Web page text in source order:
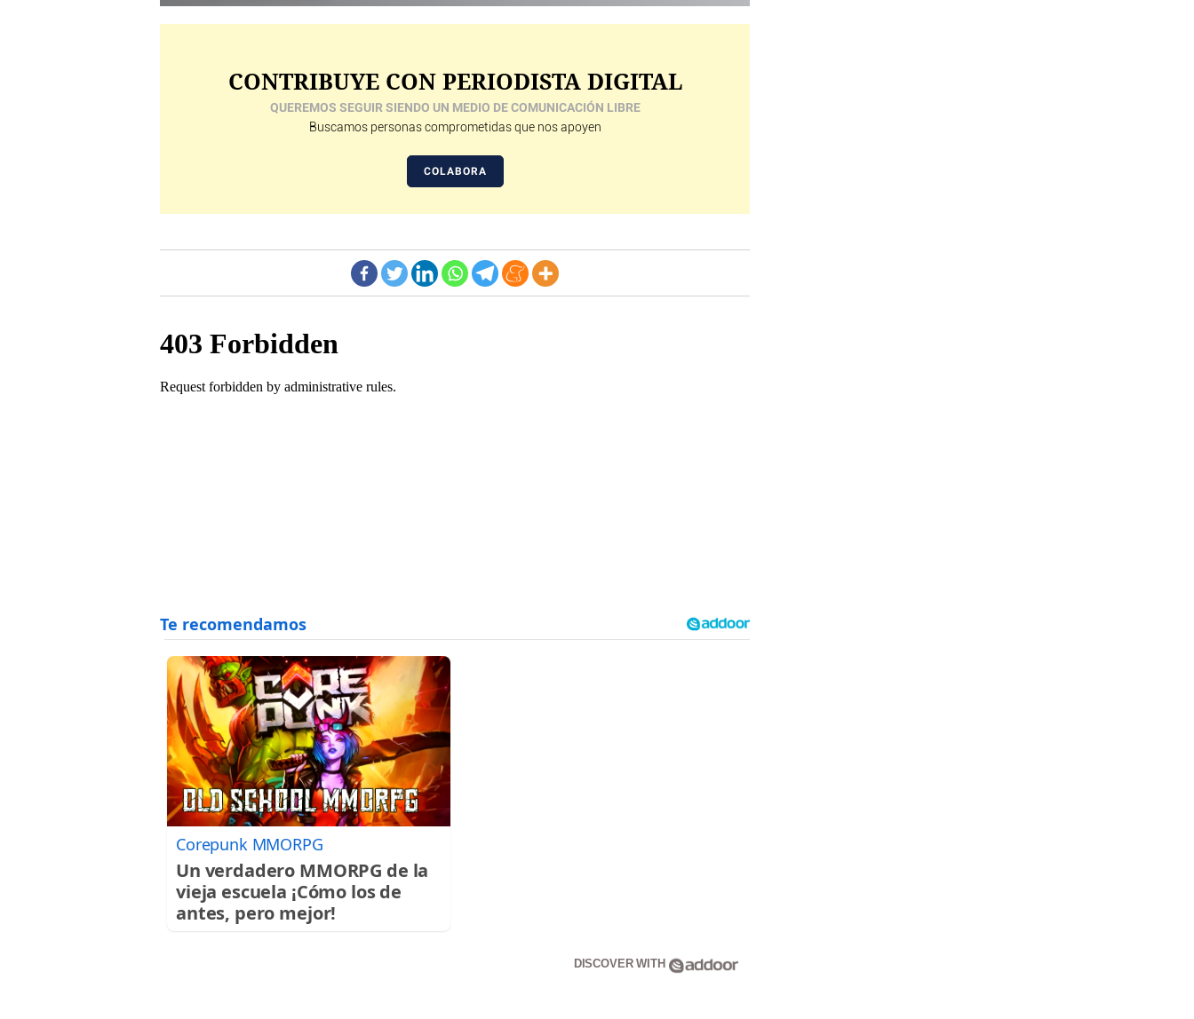
CONTRIBUYE CON PERIODISTA DIGITAL
QUEREMOS SEGUIR SIENDO UN MEDIO DE COMUNICACIÓN LIBRE
Buscamos personas comprometidas que nos apoyen
COLABORA
Corepunk MMORPG
Un verdadero MMORPG de la
vieja escuela ¡Cómo los de
antes, pero mejor!
DISCOVER WITH